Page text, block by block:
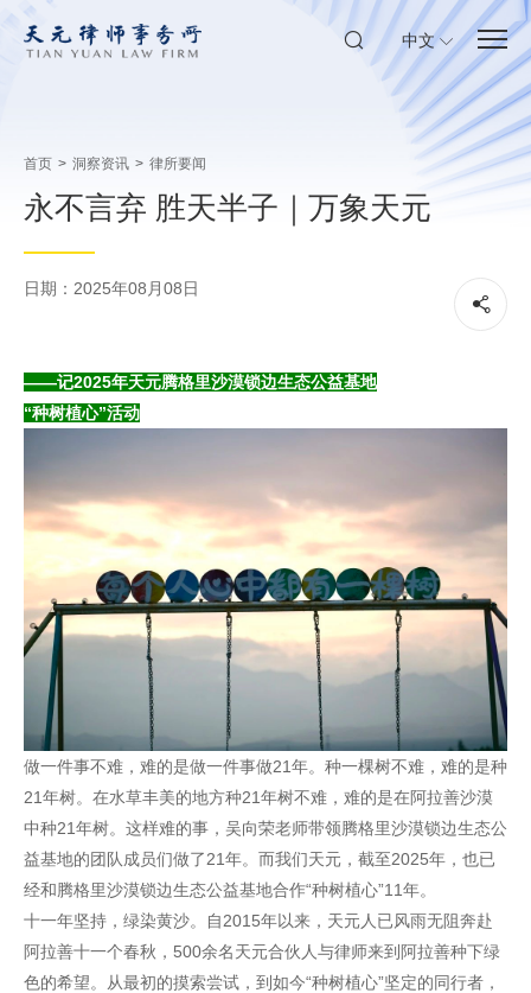
中文
首页 > 洞察资讯 > 律所要闻
永不言弃 胜天半子｜万象天元
日期：2025年08月08日
——记2025年天元腾格里沙漠锁边生态公益基地
“种树植心”活动
做一件事不难，难的是做一件事做21年。种一棵树不难，难的是种
21年树。在水草丰美的地方种21年树不难，难的是在阿拉善沙漠
中种21年树。这样难的事，吴向荣老师带领腾格里沙漠锁边生态公
益基地的团队成员们做了21年。而我们天元，截至2025年，也已
经和腾格里沙漠锁边生态公益基地合作“种树植心”11年。
十一年坚持，绿染黄沙。自2015年以来，天元人已风雨无阻奔赴
阿拉善十一个春秋，500余名天元合伙人与律师来到阿拉善种下绿
色的希望。从最初的摸索尝试，到如今“种树植心”坚定的同行者，